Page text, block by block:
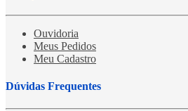
Ouvidoria
Meus Pedidos
Meu Cadastro
Dúvidas Frequentes